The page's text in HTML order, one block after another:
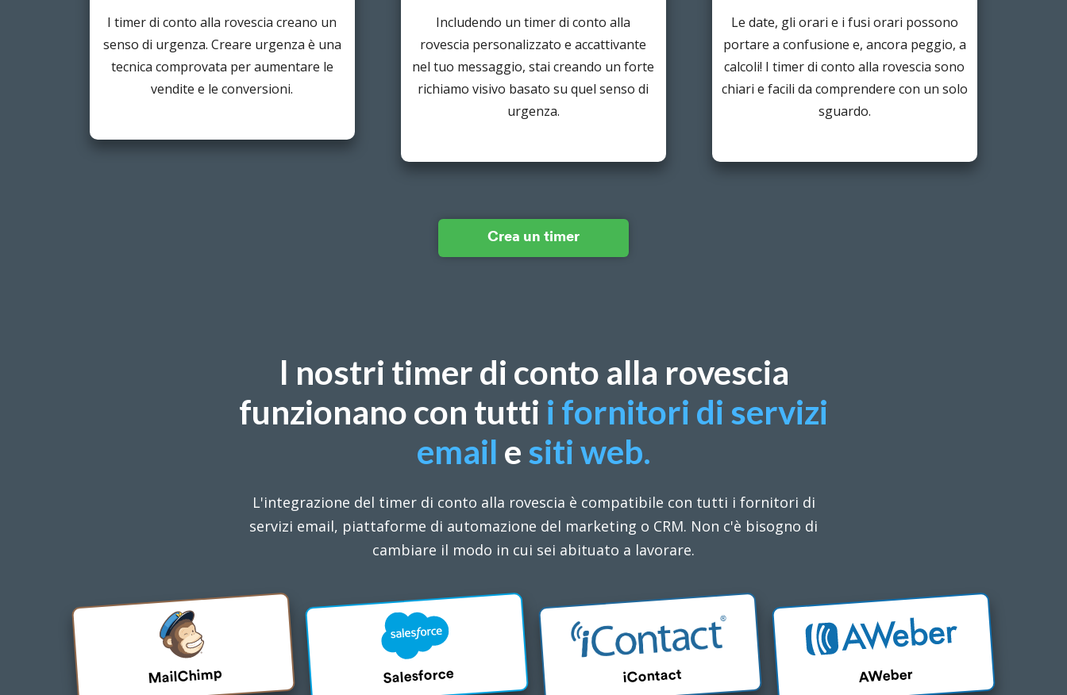
I timer di conto alla rovescia creano un
senso di urgenza. Creare urgenza è una
tecnica comprovata per aumentare le
vendite e le conversioni.
Includendo un timer di conto alla
rovescia personalizzato e accattivante
nel tuo messaggio, stai creando un forte
richiamo visivo basato su quel senso di
urgenza.
Le date, gli orari e i fusi orari possono
portare a confusione e, ancora peggio, a
calcoli! I timer di conto alla rovescia sono
chiari e facili da comprendere con un solo
sguardo.
Crea un timer
I nostri timer di conto alla rovescia
funzionano con tutti i fornitori di servizi
email e siti web.
L'integrazione del timer di conto alla rovescia è compatibile con tutti i fornitori di
servizi email, piattaforme di automazione del marketing o CRM. Non c'è bisogno di
cambiare il modo in cui sei abituato a lavorare.
MailChimp Salesforce iContact AWeber